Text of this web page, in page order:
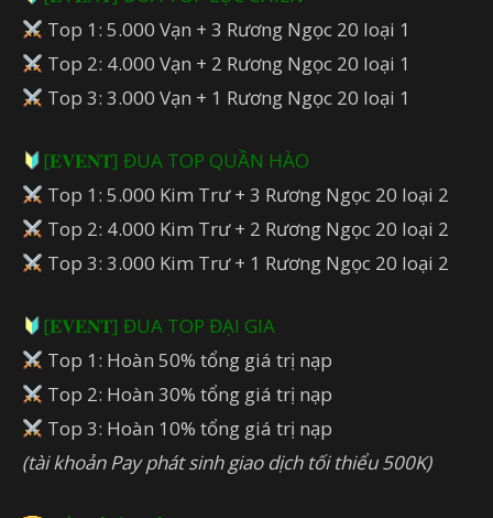
Top 1: 5.000 Vạn + 3 Rương Ngọc 20 loại 1
Top 2: 4.000 Vạn + 2 Rương Ngọc 20 loại 1
Top 3: 3.000 Vạn + 1 Rương Ngọc 20 loại 1
[𝐄𝐕𝐄𝐍𝐓] ĐUA TOP QUẦN HÀO
Top 1: 5.000 Kim Trư + 3 Rương Ngọc 20 loại 2
Top 2: 4.000 Kim Trư + 2 Rương Ngọc 20 loại 2
Top 3: 3.000 Kim Trư + 1 Rương Ngọc 20 loại 2
[𝐄𝐕𝐄𝐍𝐓] ĐUA TOP ĐẠI GIA
Top 1: Hoàn 50% tổng giá trị nạp
Top 2: Hoàn 30% tổng giá trị nạp
Top 3: Hoàn 10% tổng giá trị nạp
(tài khoản Pay phát sinh giao dịch tối thiểu 500K)